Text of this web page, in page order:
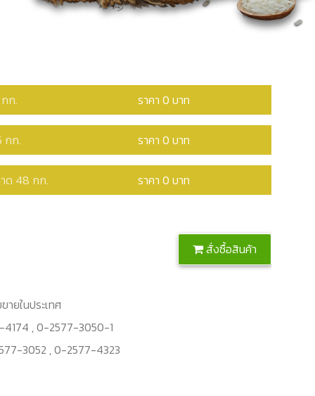
ก. ราคา 0 บาท
กก. ราคา 0 บาท
ด 48 กก. ราคา 0 บาท
สั่งซื้อสินค้า
ยในประเทศ
4174 , 0-2577-3050-1
3052 , 0-2577-4323